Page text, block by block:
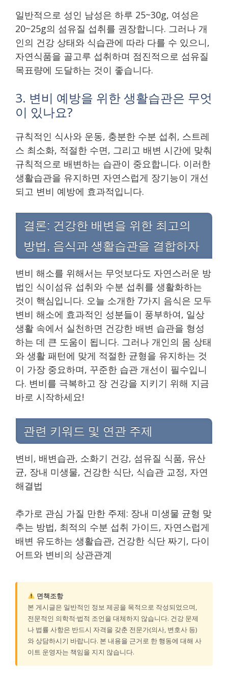
일반적으로 성인 남성은 하루 25~30g, 여성은
20~25g의 섬유질 섭취를 권장합니다. 그러나 개
인의 건강 상태와 식습관에 따라 다를 수 있으니,
자연식품을 골고루 섭취하며 점진적으로 섬유질
목표량에 도달하는 것이 좋습니다.
3. 변비 예방을 위한 생활습관은 무엇
이 있나요?
규칙적인 식사와 운동, 충분한 수분 섭취, 스트레
스 최소화, 적절한 수면, 그리고 배변 시간에 맞춰
규칙적으로 배변하는 습관이 중요합니다. 이러한
생활습관을 유지하면 자연스럽게 장기능이 개선
되고 변비 예방에 효과적입니다.
결론: 건강한 배변을 위한 최고의
방법, 음식과 생활습관을 결합하자
변비 해소를 위해서는 무엇보다도 자연스러운 방
법인 식이섬유 섭취와 수분 섭취를 생활화하는
것이 핵심입니다. 오늘 소개한 7가지 음식은 모두
변비 해소에 효과적인 성분들이 풍부하여, 일상
생활 속에서 실천하면 건강한 배변 습관을 형성
하는 데 큰 도움이 됩니다. 그러나 개인의 몸 상태
와 생활 패턴에 맞게 적절한 균형을 유지하는 것
이 가장 중요하며, 꾸준한 습관 개선이 필수입니
다. 변비를 극복하고 장 건강을 지키기 위해 지금
바로 시작하세요!
관련 키워드 및 연관 주제
변비, 배변습관, 소화기 건강, 섬유질 식품, 유산
균, 장내 미생물, 건강한 식단, 식습관 교정, 자연
해결법
추가로 관심 가질 만한 주제: 장내 미생물 균형 맞
추는 방법, 최적의 수분 섭취 가이드, 자연스럽게
배변 유도하는 생활습관, 건강한 식단 짜기, 다이
어트와 변비의 상관관계
면책조항
본 게시글은 일반적인 정보 제공을 목적으로 작성되었으며,
전문적인 의학적·법적 조언을 대체하지 않습니다. 건강 문제
나 법률 사항은 반드시 자격을 갖춘 전문가(의사, 변호사 등)
와 상담하시기 바랍니다. 본 내용을 근거로 한 행동에 대해 사
이트 운영자는 책임을 지지 않습니다.